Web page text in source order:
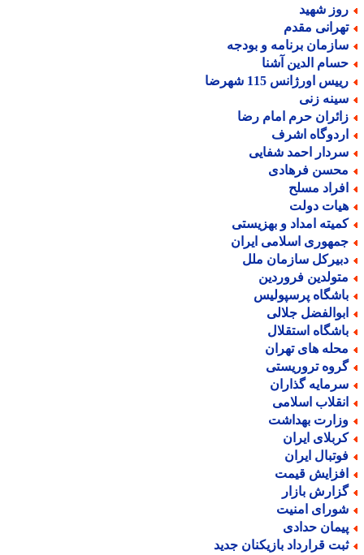
شهید
مقدم
برنامه و بودجه
الدین آشنا
اورژانس 115 شهرضا
زنی
حرم امام رضا
اشرف
احمد شفایی
فرهادی
مسلح
دولت
امداد و بهزیستی
اسلامی ایران
سازمان ملل
فروردین
پرسپولیس
جلالی
استقلال
های تهران
تروریستی
گذاران
اسلامی
بهداشت
ایران
ایران
قیمت
بازار
امنیت
حدادی
قرارداد بازیکنان جدید